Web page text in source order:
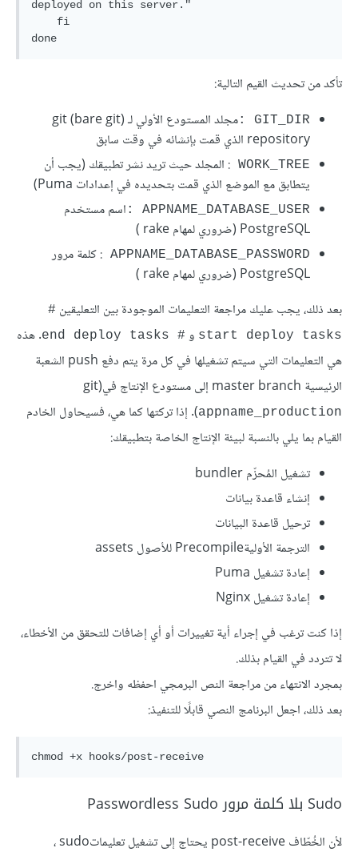
deployed on this server."
تأكد من تحديث القيم التالية:
GIT_DIR :
مجلد المستودع الأولي لـ (git (bare git
repository الذي قمت بإنشائه في وقت سابق
WORK_TREE : المجلد حيث تريد نشر تطبيقك (يجب أن
يتطابق مع الموضع الذي قمت بتحديده في إعدادات Puma)
APPNAME_DATABASE_USER :
اسم مستخدم
PostgreSQL (ضروري لمهام rake )
APPNAME_DATABASE_PASSWORD : كلمة مرور
PostgreSQL (ضروري لمهام rake )
بعد ذلك، يجب عليك مراجعة التعليمات الموجودة بين التعليقين
start deploy tasks و # end deploy tasks
. هذه
هي التعليمات التي سيتم تشغيلها في كل مرة يتم دفع push الشعبة
الرئيسية master branch إلى مستودع الإنتاج في(git
(appname_production . إذا تركتها كما هي، فسيحاول الخادم
القيام بما يلي بالنسبة لبيئة الإنتاج الخاصة بتطبيقك:
تشغيل المُحزّم bundler
إنشاء قاعدة بيانات
ترحيل قاعدة البيانات
الترجمة الأوليةPrecompile للأصول assets
إعادة تشغيل Puma
إعادة تشغيل Nginx
إذا كنت ترغب في إجراء أية تغييرات أو أي إضافات للتحقق من الأخطاء،
لا تتردد في القيام بذلك.
بمجرد الانتهاء من مراجعة النص البرمجي احفظه واخرج.
بعد ذلك، اجعل البرنامج النصي قابلًا للتنفيذ:
Sudo بلا كلمة مرور Passwordless Sudo
لأن الخُطّاف post-receive يحتاج إلى تشغيل تعليماتsudo ،